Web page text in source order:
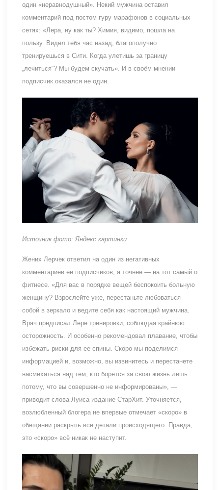
один «неравнодушный». Некий мужчина оставил
комментарий под постом гуру марафонов в социальных
сетях: «Лера, ну как ты? Химия, видимо, пошла на
пользу. Видел тебя час назад, благополучно
тренируешься в Сити. Когда улетишь за границу
„лечиться“? Мы будем скучать». И в своём мнении
подписчик оказался не один.
Источник фото: Яндекс картинки
Жених Лерчек ответил на один из негативных
комментариев ее подписчиков, а точнее — на тот самый о
фитнесе. «Для вас в порядке вещей беспокоить больную
женщину? Взрослейте уже, перестаньте любоваться
собой в зеркало и ведите себя как настоящий мужчина.
Врач предписал Лере тренировки, соблюдая крайнюю
осторожность. И особенно рекомендовал плавание, чтобы
избежать риски для ее спины. Скоро мы поделимся
информацией и, возможно, вы извинитесь и перестанете
насмехаться над тем, кто борется за свою жизнь лишь
потому, что вы совершенно не информированы», —
приводит слова Луиса издание СтарХит. Уточняется,
возлюбленный блогера не впервые отмечает «скоро» в
обещании раскрыть все детали происходящего. Правда,
это «скоро» всё никак не наступит.